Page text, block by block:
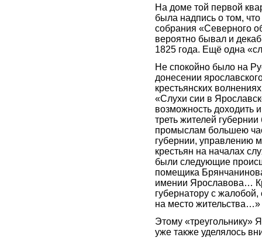
На доме той первой
была надпись о том,
собрания «Северного
вероятно бывал и
1825 года. Ещё одна
Не спокойно было на
донесении
крестьянских
«Слухи сии в
возможность доходить
треть жителей
промыслам большею
губернии, управлению
крестьян на началах
были следующие
помещика
имении Ярославова…
губернатору с
на место жительства…»
Этому
уже также уделялось